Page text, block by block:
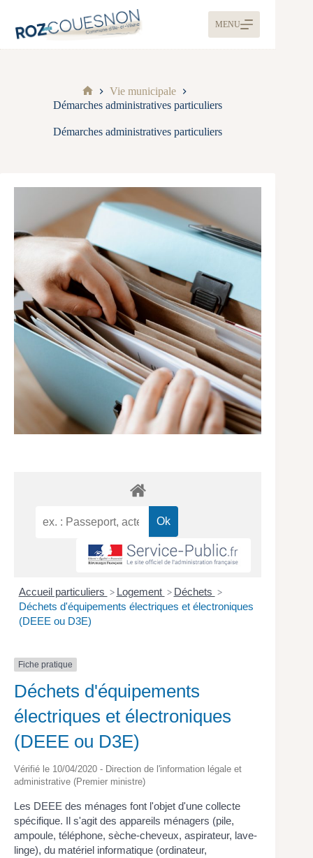
MENU
Vie municipale
Démarches administratives particuliers
Démarches administratives particuliers
Accueil particuliers > Logement > Déchets >
Déchets d'équipements électriques et électroniques
(DEEE ou D3E)
Fiche pratique
Déchets d'équipements
électriques et électroniques
(DEEE ou D3E)
Vérifié le 10/04/2020 - Direction de l'information légale et
administrative (Premier ministre)
Les DEEE des ménages font l'objet d'une collecte
spécifique. Il s'agit des appareils ménagers (pile,
ampoule, téléphone, sèche-cheveux, aspirateur, lave-
linge), du matériel informatique (ordinateur,